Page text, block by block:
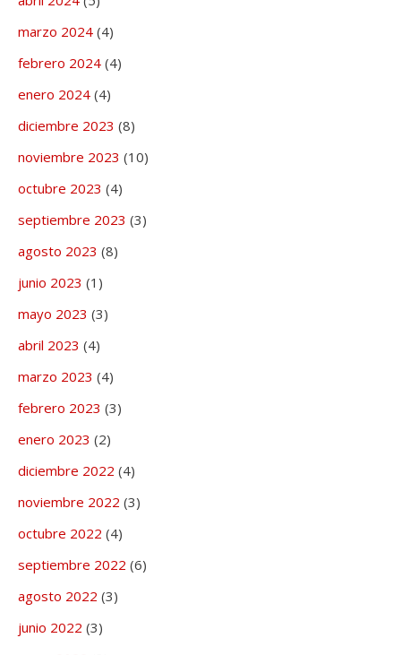
marzo 2024 (4)
febrero 2024 (4)
enero 2024 (4)
diciembre 2023 (8)
noviembre 2023 (10)
octubre 2023 (4)
septiembre 2023 (3)
agosto 2023 (8)
junio 2023 (1)
mayo 2023 (3)
abril 2023 (4)
marzo 2023 (4)
febrero 2023 (3)
enero 2023 (2)
diciembre 2022 (4)
noviembre 2022 (3)
octubre 2022 (4)
septiembre 2022 (6)
agosto 2022 (3)
junio 2022 (3)